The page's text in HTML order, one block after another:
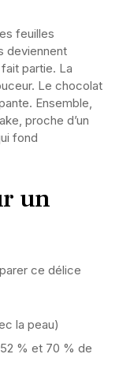
feuilles
deviennent
partie. La
Le chocolat
Ensemble,
proche d’un
fond
un
ce délice
la peau)
% et 70 % de